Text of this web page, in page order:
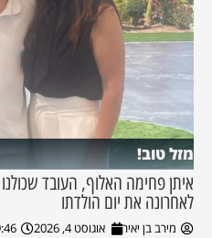
מזל טוב!
איתן פחימה האלוף, העובד
לאחרונה את יום הולדתו
מירב בן יאיר אוגוסט 4, 2026 pm